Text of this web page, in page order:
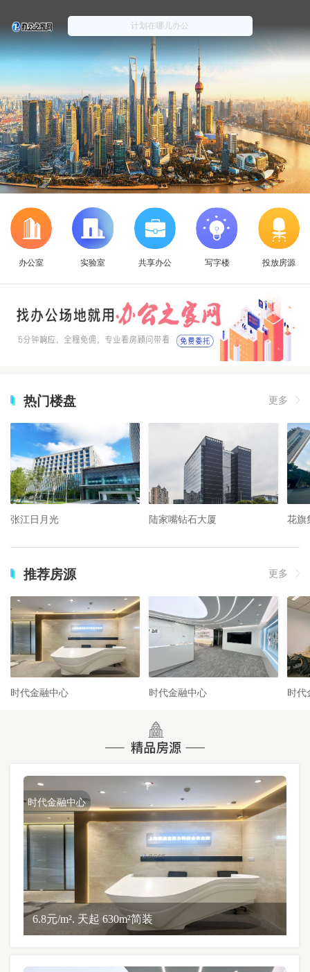
办公室 实验室 共享办公 写字楼 投放房源
热门楼盘 更多
张江日月光 陆家嘴钻石大厦 花旗
推荐房源 更多
时代金融中心 时代金融中心 时代
时代金融中心
6.8元/m². 天起 630m²简装